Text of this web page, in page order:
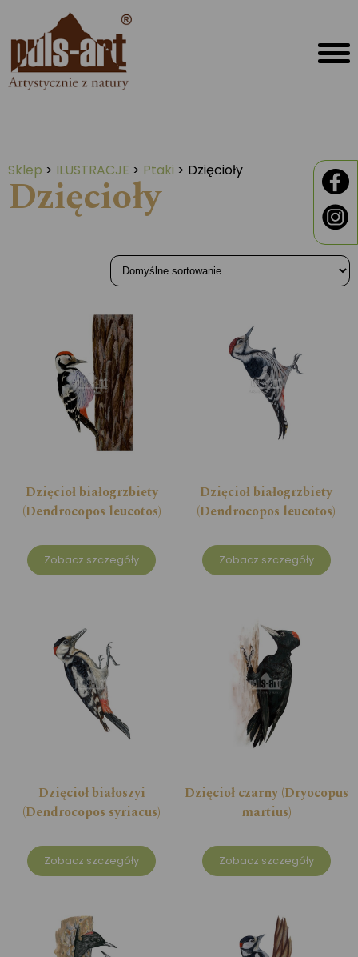
Sklep > ILUSTRACJE > Ptaki > Dzięcioły
Dzięcioły
Dzięcioł białogrzbiety
(Dendrocopos leucotos)
Zobacz szczegóły
Dzięcioł białogrzbiety
(Dendrocopos leucotos)
Zobacz szczegóły
Dzięcioł białoszyi
(Dendrocopos syriacus)
Zobacz szczegóły
Dzięcioł czarny (Dryocopus
martius)
Zobacz szczegóły